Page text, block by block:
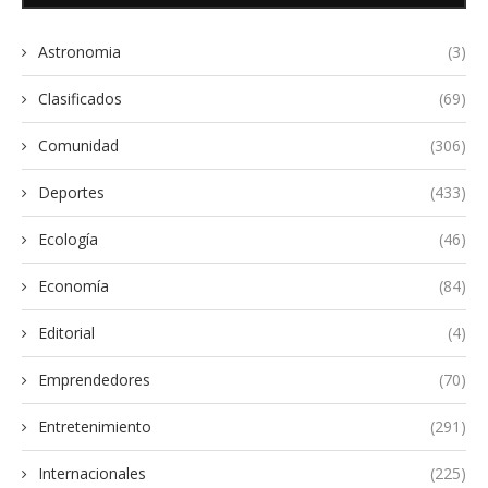
Astronomia (3)
Clasificados (69)
Comunidad (306)
Deportes (433)
Ecología (46)
Economía (84)
Editorial (4)
Emprendedores (70)
Entretenimiento (291)
Internacionales (225)